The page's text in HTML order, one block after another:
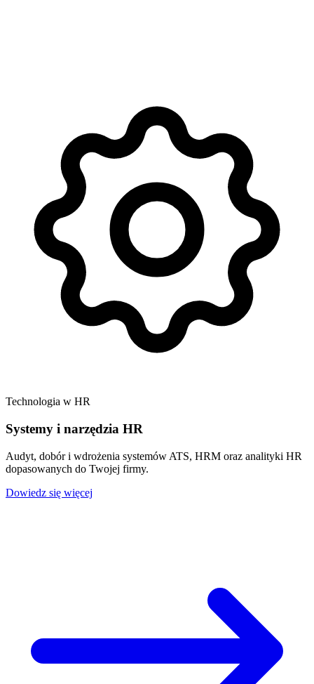
Technologia w HR
Systemy i narzędzia HR
Audyt, dobór i wdrożenia systemów ATS, HRM oraz analityki HR
dopasowanych do Twojej firmy.
Dowiedz się więcej